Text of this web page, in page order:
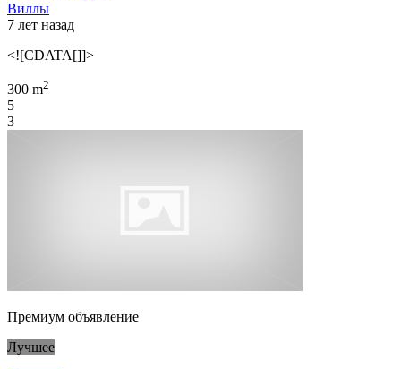
Виллы
7 лет назад
<![CDATA[]]>
300 m2
5
3
Премиум объявление
Лучшее